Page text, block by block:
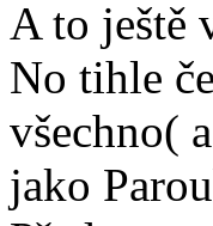
A to ještě
No tihle
všechno(
jako